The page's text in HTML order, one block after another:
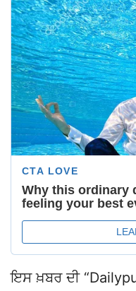
ਇਸ ਖ਼ਬਰ ਦੀ